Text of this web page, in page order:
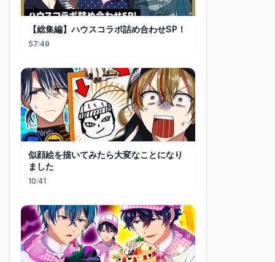
【総集編】ハウスコラボ詰め合わせSP！
57:49
似顔絵を描いてみたら大変なことになり
ました
10:41